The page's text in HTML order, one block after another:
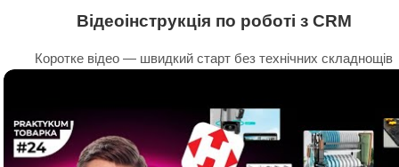
Відеоінструкція по роботі з CRM
Коротке відео — швидкий старт без технічних складнощів